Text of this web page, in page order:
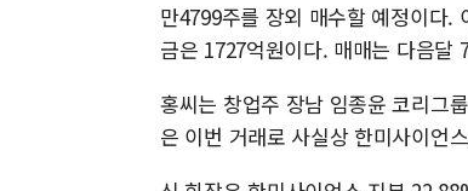
만4799주를 장외 매수할 예정이다.
금은 1727억원이다. 매매는 다음달
홍씨는 창업주 장남 임종윤 코리그
은 이번 거래로 사실상 한미사이언